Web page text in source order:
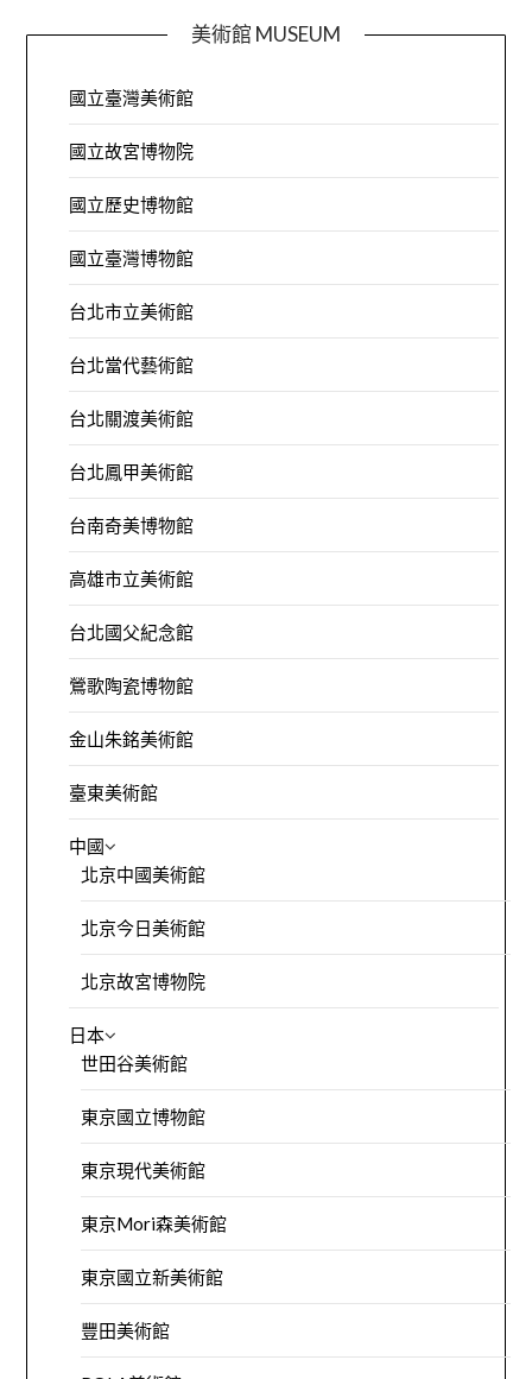
美術館 MUSEUM
國立臺灣美術館
國立故宮博物院
國立歷史博物館
國立臺灣博物館
台北市立美術館
台北當代藝術館
台北關渡美術館
台北鳳甲美術館
台南奇美博物館
高雄市立美術館
台北國父紀念館
鶯歌陶瓷博物館
金山朱銘美術館
臺東美術館
中國
北京中國美術館
北京今日美術館
北京故宮博物院
日本
世田谷美術館
東京國立博物館
東京現代美術館
東京Mori森美術館
東京國立新美術館
豐田美術館